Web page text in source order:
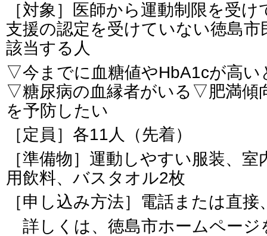
［対象］医師から運動制限を受
支援の認定を受けていない徳島
該当する人
▽今までに血糖値やHbA1cが高
▽糖尿病の血縁者がいる▽肥満傾
を予防したい
［定員］各11人（先着）
［準備物］運動しやすい服装、
用飲料、バスタオル2枚
［申し込み方法］電話または直
詳しくは、徳島市ホームページ